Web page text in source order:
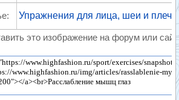
Упражнения для лица, шеи и
это изображение на форум или